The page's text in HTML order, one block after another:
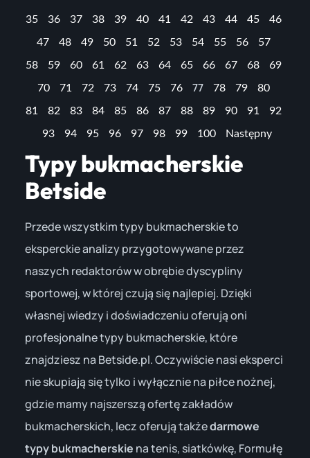
35 36 37 38 39 40 41 42 43 44 45 46
47 48 49 50 51 52 53 54 55 56 57
58 59 60 61 62 63 64 65 66 67 68 69
70 71 72 73 74 75 76 77 78 79 80
81 82 83 84 85 86 87 88 89 90 91 92
93 94 95 96 97 98 99 100 Następny
Typy bukmacherskie
Betside
Przede wszystkim typy bukmacherskie to
eksperckie analizy przygotowywane przez
naszych redaktorów w obrębie dyscypliny
sportowej, w której czują się najlepiej. Dzięki
własnej wiedzy i doświadczeniu oferują oni
profesjonalne typy bukmacherskie, które
znajdziesz na Betside.pl. Oczywiście nasi eksperci
nie skupiają się tylko i wyłącznie na piłce nożnej,
gdzie mamy najszerszą ofertę zakładów
bukmacherskich, lecz oferują takżedarmowe
typy bukmacherskie na tenis, siatkówkę, Formułę